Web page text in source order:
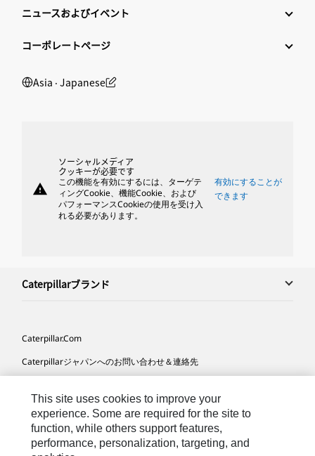
ニュースおよびイベント
コーポレートページ
Asia ‧ Japanese
warning
ソーシャルメディア
クッキーが必要です
この機能を有効にするには、ターゲテ
ィングCookie、機能Cookie、および
パフォーマンスCookieの使用を受け入
れる必要があります。
有効にすることが
できます
Caterpillarブランド
Caterpillar.com
Caterpillarジャパンへのお問い合わせ＆連絡先
サイト･マップ
Cookie Settings
This site uses cookies to improve your
experience. Some are required for the site to
function, while others support features,
performance, personalization, targeting, and